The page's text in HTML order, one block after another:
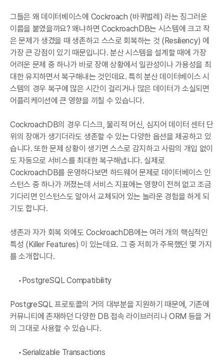
그들은 왜 데이터베이스에 Cockroach (바퀴벌레) 라는 징그러운
이름을 붙였을까요? 왜냐하면 CockroachDB는 시스템에 크고 작
은 문제가 생겼을 때 생존하고 스스로 회복하는 것 (Resiliency) 에
가장 큰 강점이 있기 때문입니다. 분산 시스템을 설계할 때에 가장
어려운 문제 중 하나가 바로 장애 상황에서 일관성이나 가용성을 최
대한 유지하면서 복구해내는 것인데요. 특히 분산 데이터베이스 시
스템의 경우 복구에 많은 시간이 걸리거나 많은 데이터가 소실되면
어플리케이션에 큰 영향을 끼칠 수 있습니다.
CockroachDB의 경우 디스크, 물리적 머신, 심지어 데이터 센터 단
위의 장애가 생기더라도 생존할 수 있는 다양한 옵션을 제공하고 있
습니다. 또한 문제 상황이 생기면 스스로 감지하고 사람의 개입 없이
도 자동으로 서비스를 최대한 복구해냅니다. 실제로
CockroachDB를 운영하다보면 하드웨어 문제로 데이터베이스 인
스턴스 중 하나가 꺼졌는데 서비스 지표에는 영향이 전혀 없고 조금
기다리면 인스턴스도 알아서 교체되어 있는 놀라운 경험을 하게 되
기도 합니다.
생존과 자가 회복 외에도 CockroachDB에는 여러 개의 핵심적인
특성 (Killer Features) 이 있는데요. 그 중 저희가 주목했던 몇 가지
를 소개합니다.
PostgreSQL Compatibility
PostgreSQL 프로토콜의 거의 대부분을 지원하기 때문에, 기존에
커뮤니티에 존재하던 다양한 DB 접속 라이브러리나 ORM 등을 거
의 그대로 사용할 수 있습니다.
Serializable Transactions